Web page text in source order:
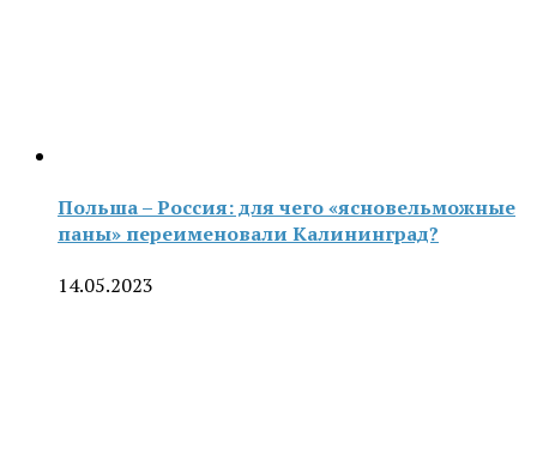
Польша – Россия: для чего «ясновельможные
паны» переименовали Калининград?
14.05.2023